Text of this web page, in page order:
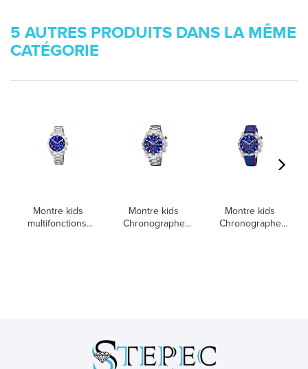
5 AUTRES PRODUITS DANS LA MÊME
CATÉGORIE
Montre kids
multifonctions...
Montre kids
Chronographe...
Montre kids
Chronographe...